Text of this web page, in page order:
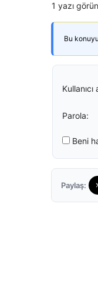
1 yazı
Bu
Kullanıcı
Parola:
Beni
Paylaş: